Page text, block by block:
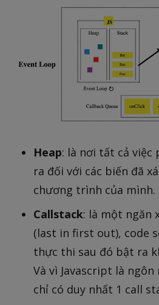
Heap: là nơi tất cả việc
ra đối với các biến đã
chương trình của mình.
Callstack: là một ngăn
(last in first out), code
thực thi sau đó bật ra
Và vì Javascript là
chỉ có duy nhất 1 call